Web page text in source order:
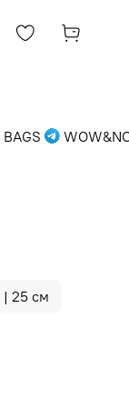
| 25 см